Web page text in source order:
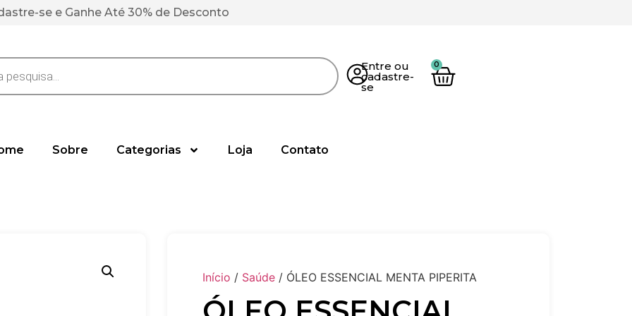
se e Ganhe Até 30% de Desconto
Entre ou
cadastre-
se
Sobre Categorias Loja Contato
Início / Saúde / ÓLEO ESSENCIAL MENTA PIPERITA